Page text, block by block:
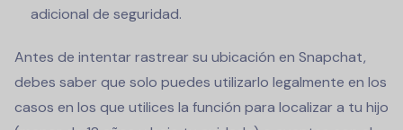
adicional de seguridad.
Antes de intentar rastrear su ubicación en Snapchat,
debes saber que solo puedes utilizarlo legalmente en los
casos en los que utilices la función para localizar a tu hijo